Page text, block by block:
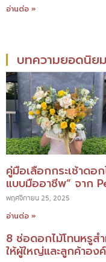
อ่านต่อ »
บทความยอดนิยม
คู่มือเลือกกระเช้าดอ
แบบมืออาชีพ” จาก
พฤศจิกายน 25, 2025
อ่านต่อ »
8 ช่อดอกไม้โทนหรูส
ให้ผู้ใหญ่และลูกค้าอง